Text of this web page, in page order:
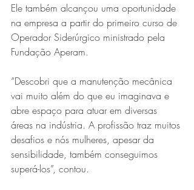
Ele também alcançou uma oportunidade
na empresa a partir do primeiro curso de
Operador Siderúrgico ministrado pela
Fundação Aperam.
“Descobri que a manutenção mecânica
vai muito além do que eu imaginava e
abre espaço para atuar em diversas
áreas na indústria. A profissão traz muitos
desafios e nós mulheres, apesar da
sensibilidade, também conseguimos
superá-los”, contou.